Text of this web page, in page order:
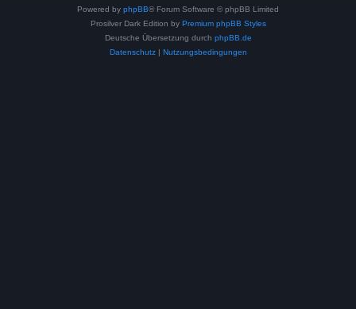
Powered by phpBB® Forum Software © phpBB Limited
Prosilver Dark Edition by Premium phpBB Styles
Deutsche Übersetzung durch phpBB.de
Datenschutz| Nutzungsbedingungen